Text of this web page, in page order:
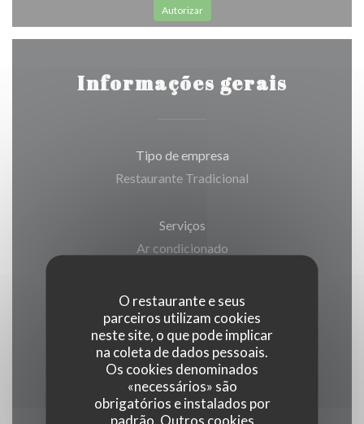
O restaurante e seus
parceiros utilizam cookies
neste site, o que pode implicar
na coleta de dados pessoais.
Os cookies denominados
«necessários» são
obrigatórios e instalados por
padrão. Outros cookies
Autorizar
Informações gerais
Tipo de empresa
Restaurante Tradicional
Serviços
Ar condicionado
Métodos de pagamento
Pagamento sem contato, American Express,
Eurocard/Mastercard, Títulos de restaurante,
Dinheiro, Visa, Cheques, Cartão Azul